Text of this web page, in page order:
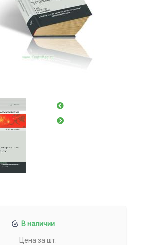
В наличии
Цена за шт.